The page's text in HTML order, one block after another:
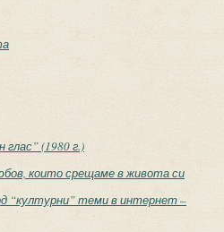
(1980 г.)
които срещаме в живота си
“културни” теми в интернет –